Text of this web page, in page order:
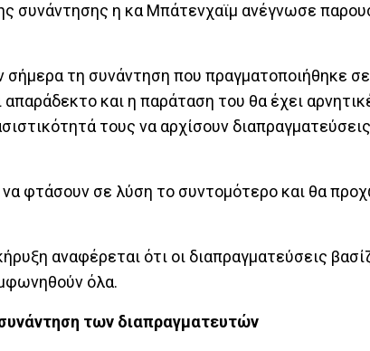
συνάντησης η κα Μπάτενχαϊμ ανέγνωσε
σήμερα τη συνάντηση που πραγματοποιήθηκε
απαράδεκτο και η παράταση του θα έχει
τους να αρχίσουν
να φτάσουν σε λύση το συντομότερο και θα
αναφέρεται ότι οι διαπραγματεύσεις
όλα.
των διαπραγματευτών